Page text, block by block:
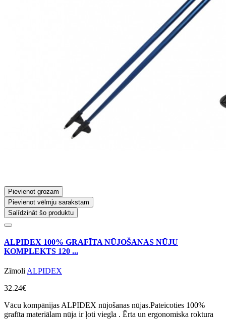
Pievienot grozam
Pievienot vēlmju sarakstam
Salīdzināt šo produktu
ALPIDEX 100% GRAFĪTA NŪJOŠANAS NŪJU
KOMPLEKTS 120 ...
Zīmoli ALPIDEX
32.24€
Vācu kompānijas ALPIDEX nūjošanas nūjas.Pateicoties 100%
grafīta materiālam nūja ir ļoti viegla . Ērta un ergonomiska roktura